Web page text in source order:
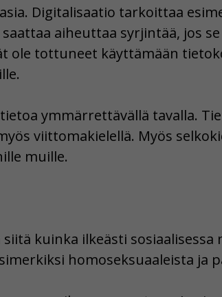
Digitalisaatio tarkoittaa
aiheuttaa syrjintää, jos
ole tottuneet käyttämään
ymmärrettävällä tavalla.
viittomakielellä. Myös
muille.
kuinka ilkeästi
homoseksuaaleista ja